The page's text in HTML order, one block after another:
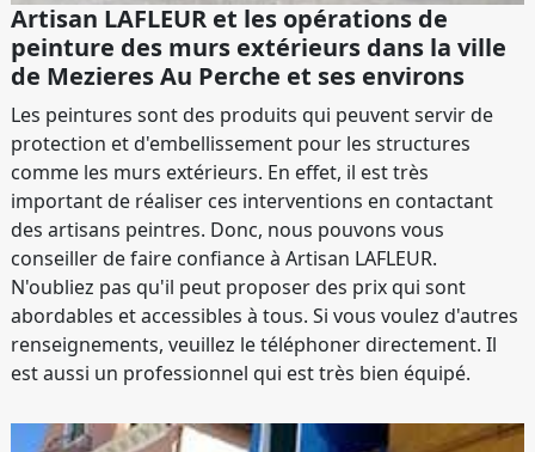
Artisan LAFLEUR et les opérations de
peinture des murs extérieurs dans la ville
de Mezieres Au Perche et ses environs
Les peintures sont des produits qui peuvent servir de
protection et d'embellissement pour les structures
comme les murs extérieurs. En effet, il est très
important de réaliser ces interventions en contactant
des artisans peintres. Donc, nous pouvons vous
conseiller de faire confiance à Artisan LAFLEUR.
N'oubliez pas qu'il peut proposer des prix qui sont
abordables et accessibles à tous. Si vous voulez d'autres
renseignements, veuillez le téléphoner directement. Il
est aussi un professionnel qui est très bien équipé.